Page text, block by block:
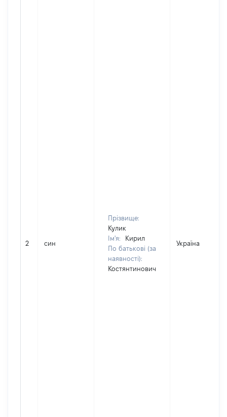
2 син
Прізвище:
Кулик
Ім'я:
Кирил
По батькові (за
наявності):
Костянтинович
Україна